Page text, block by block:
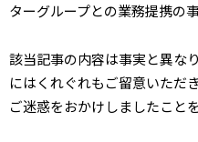
ターグループとの業務提携の
該当記事の内容は事実と異な
にはくれぐれもご留意いただ
ご迷惑をおかけしましたこと